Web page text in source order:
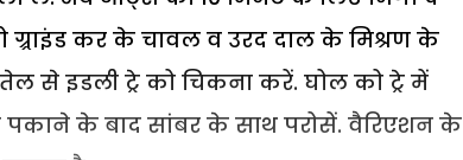
कर के चावल व उरद दाल के मिश्रण के
से इडली ट्रे को चिकना करें. घोल को ट्रे में
के बाद सांबर के साथ परोसें. वैरिएशन के